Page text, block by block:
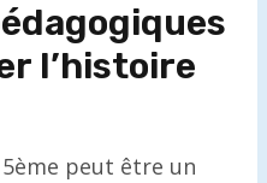
l’histoire
peut être un